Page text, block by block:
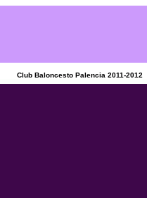
Club Baloncesto Palencia 2011-2012